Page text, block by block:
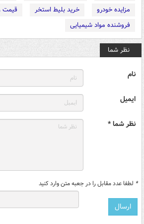
مزایده خودرو
خرید بلیط استخر
قیمت
فروشنده مواد شیمیایی
نظر شما
نام
ایمیل
نظر شما *
* لطفا عدد مقابل را در جعبه متن وارد کنید